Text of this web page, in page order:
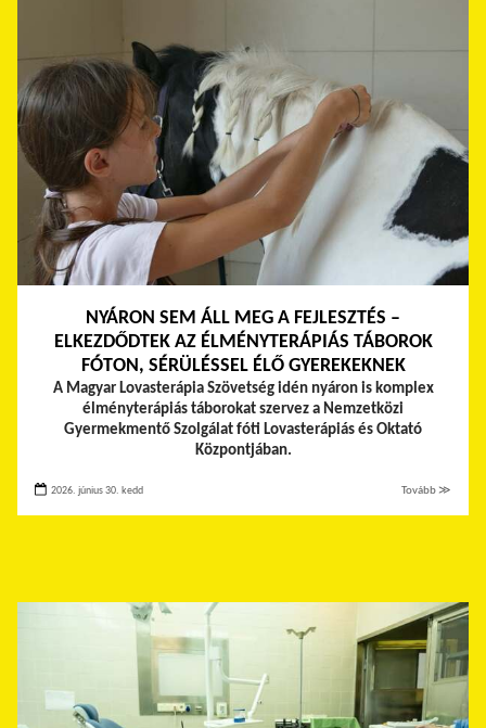
NYÁRON SEM ÁLL MEG A FEJLESZTÉS –
ELKEZDŐDTEK AZ ÉLMÉNYTERÁPIÁS TÁBOROK
FÓTON, SÉRÜLÉSSEL ÉLŐ GYEREKEKNEK
A Magyar Lovasterápia Szövetség idén nyáron is komplex
élményterápiás táborokat szervez a Nemzetközi
Gyermekmentő Szolgálat fóti Lovasterápiás és Oktató
Központjában.
2026. június 30. kedd Tovább ≫